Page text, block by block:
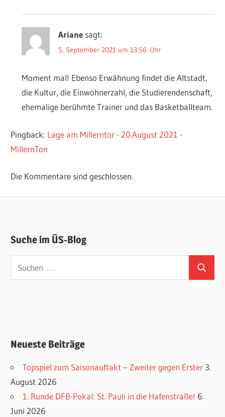
Ariane sagt:
5. September 2021 um 13:56 Uhr
Moment mal! Ebenso Erwähnung findet die Altstadt,
die Kultur, die Einwohnerzahl, die Studierendenschaft,
ehemalige berühmte Trainer und das Basketballteam.
Pingback: Lage am Millerntor - 20.August 2021 -
MillernTon
Die Kommentare sind geschlossen.
Suche im ÜS-Blog
Suchen
nach:
Suchen
Neueste Beiträge
Topspiel zum Saisonauftakt – Zweiter gegen Erster 3.
August 2026
1. Runde DFB-Pokal: St. Pauli in die Hafenstraße! 6.
Juni 2026